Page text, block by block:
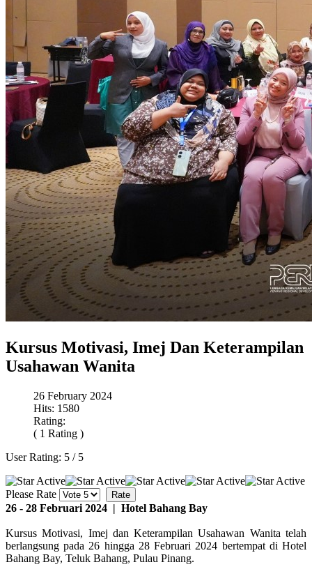
Kursus Motivasi, Imej Dan Keterampilan
Usahawan Wanita
26 February 2024
Hits: 1580
Rating:
( 1 Rating )
User Rating: 5 / 5
Please Rate
26 - 28 Februari 2024 | Hotel Bahang Bay
Kursus Motivasi, Imej dan Keterampilan Usahawan Wanita telah
berlangsung pada 26 hingga 28 Februari 2024 bertempat di Hotel
Bahang Bay, Teluk Bahang, Pulau Pinang.